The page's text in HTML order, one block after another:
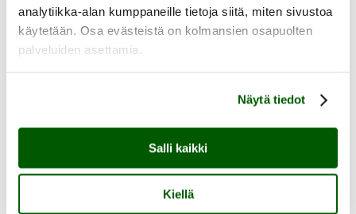
analytiikka-alan kumppaneille tietoja siitä, miten sivustoa
käytetään. Osa evästeistä on kolmansien osapuolten
palveluiden asettamia.
Näytä tiedot
Salli kaikki
Kiellä
Tutustu Heikkilän museoalueeseen
Ryhmän kanssa Heikkilään
Heikkilän pakopeli Aikamatkaajan arvoitus